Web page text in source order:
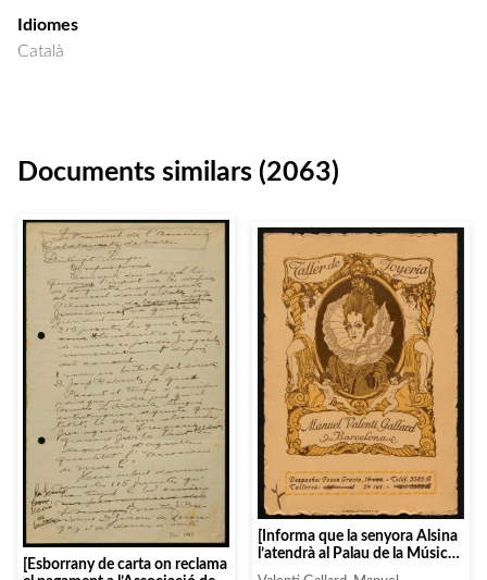
Idiomes
Català
Documents similars (2063)
[Esborrany de carta on reclama
[Informa que la senyora Alsina
l’atendrà al Palau de la Música